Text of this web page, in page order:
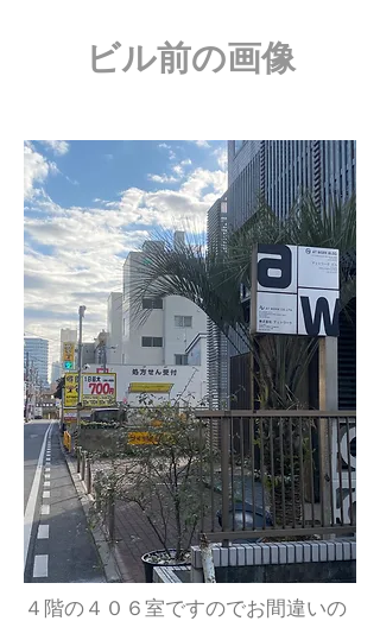
ビル前の画像
​４階の４０６室ですのでお間違いの